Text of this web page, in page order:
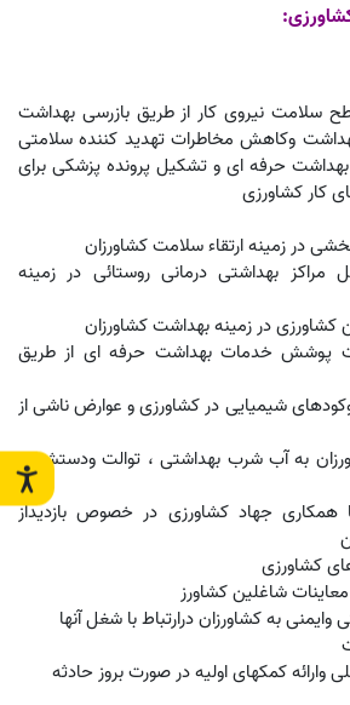
:
سلامت نیروی کار از طریق بازرسی بهداشت
وکاهش مخاطرات تهدید کننده سلامتی
بهداشت حرفه ای و تشکیل پرونده پزشکی برای
کار کشاورزی
مراکز بهداشتی درمانی روستائی در زمینه
پوشش خدمات بهداشت حرفه ای از طریق
شیمیایی در کشاورزی و عوارض ناشی از
به آب شرب بهداشتی ، توالت ودستشویی
جهاد کشاورزی در خصوص بازدیداز